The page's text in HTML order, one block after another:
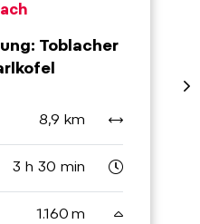
Toblacher
8,9 km
3 h 30 min
1.160 m